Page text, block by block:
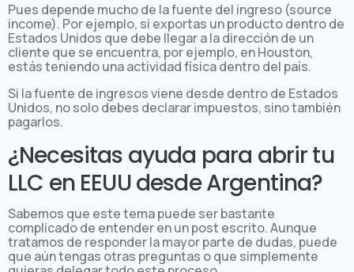
Pues depende mucho de la fuente del ingreso (source
income). Por ejemplo, si exportas un producto dentro de
Estados Unidos que debe llegar a la dirección de un
cliente que se encuentra, por ejemplo, en Houston,
estás teniendo una actividad física dentro del país.
Si la fuente de ingresos viene desde dentro de Estados
Unidos, no solo debes declarar impuestos, sino también
pagarlos.
¿Necesitas ayuda para abrir tu
LLC en EEUU desde Argentina?
Sabemos que este tema puede ser bastante
complicado de entender en un post escrito. Aunque
tratamos de responder la mayor parte de dudas, puede
que aún tengas otras preguntas o que simplemente